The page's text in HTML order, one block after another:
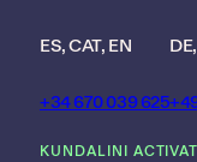
ES, CAT, EN
+34 670 039 625
KUNDALINI